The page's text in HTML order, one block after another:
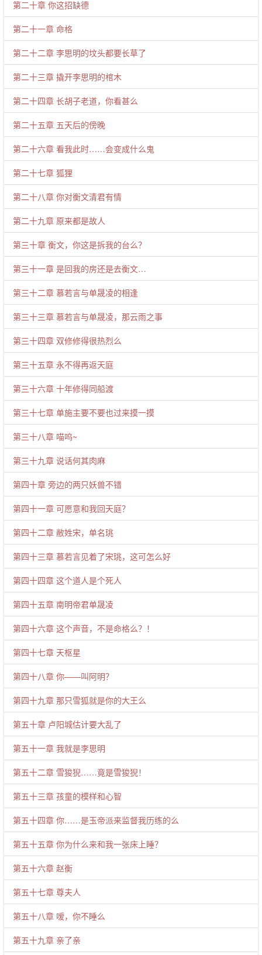
第二十章 你这招缺德
第二十一章 命格
第二十二章 李思明的坟头都要长草了
第二十三章 撬开李思明的棺木
第二十四章 长胡子老道，你看甚么
第二十五章 五天后的傍晚
第二十六章 看我此时……会变成什么鬼
第二十七章 狐狸
第二十八章 你对衡文清君有情
第二十九章 原来都是故人
第三十章 衡文，你这是拆我的台么？
第三十一章 是回我的房还是去衡文…
第三十二章 慕若言与单晟凌的相逢
第三十三章 慕若言与单晟凌，那云雨之事
第三十四章 双修修得很热烈么
第三十五章 永不得再返天庭
第三十六章 十年修得同船渡
第三十七章 单施主要不要也过来摸一摸
第三十八章 喵呜~
第三十九章 说话何其肉麻
第四十章 旁边的两只妖兽不错
第四十一章 可愿意和我回天庭？
第四十二章 敝姓宋，单名珧
第四十三章 慕若言见着了宋珧，这可怎么好
第四十四章 这个道人是个死人
第四十五章 南明帝君单晟凌
第四十六章 这个声音，不是命格么？！
第四十七章 天枢星
第四十八章 你——叫阿明？
第四十九章 那只雪狐就是你的大王么
第五十章 卢阳城估计要大乱了
第五十一章 我就是李思明
第五十二章 雪狻猊……竟是雪狻猊！
第五十三章 孩童的模样和心智
第五十四章 你……是玉帝派来监督我历练的么
第五十五章 你为什么来和我一张床上睡？
第五十六章 赵衡
第五十七章 尊夫人
第五十八章 嗳，你不睡么
第五十九章 亲了亲